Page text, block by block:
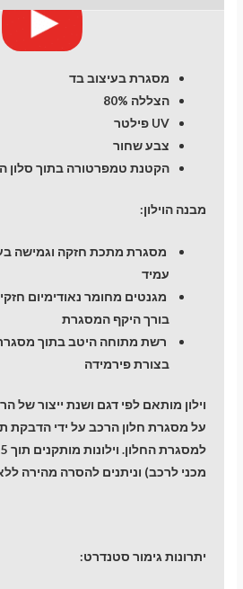
מסגרת בעיצוב בד
הצללה 80%
UV פילטר
צבע שחור
הקטנת טמפרטורה בתוך סלון
מבנה הוילון:
עמיד
מגנטים מחומר נאודימיום
בורך היקף המסגרת
רשת מתוחה היטב בתוך מסגרת
בצורת פירמידה
וילון מותאם לפי דגם ושנת ייצור של
על מסגרת חלון הרכב על ידי הדבקת
מכני לרכב) וניתנים להסרה מהירה
יתרונות גימור סטנדרט: